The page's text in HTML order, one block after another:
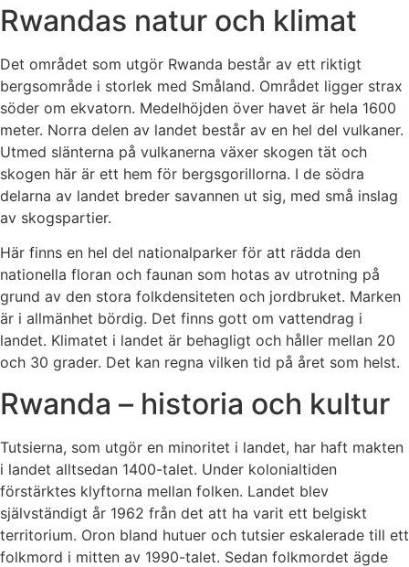
Rwandas natur och klimat
Det området som utgör Rwanda består av ett riktigt
bergsområde i storlek med Småland. Området ligger strax
söder om ekvatorn. Medelhöjden över havet är hela 1600
meter. Norra delen av landet består av en hel del vulkaner.
Utmed slänterna på vulkanerna växer skogen tät och
skogen här är ett hem för bergsgorillorna. I de södra
delarna av landet breder savannen ut sig, med små inslag
av skogspartier.
Här finns en hel del nationalparker för att rädda den
nationella floran och faunan som hotas av utrotning på
grund av den stora folkdensiteten och jordbruket. Marken
är i allmänhet bördig. Det finns gott om vattendrag i
landet. Klimatet i landet är behagligt och håller mellan 20
och 30 grader. Det kan regna vilken tid på året som helst.
Rwanda – historia och kultur
Tutsierna, som utgör en minoritet i landet, har haft makten
i landet alltsedan 1400-talet. Under kolonialtiden
förstärktes klyftorna mellan folken. Landet blev
självständigt år 1962 från det att ha varit ett belgiskt
territorium. Oron bland hutuer och tutsier eskalerade till ett
folkmord i mitten av 1990-talet. Sedan folkmordet ägde